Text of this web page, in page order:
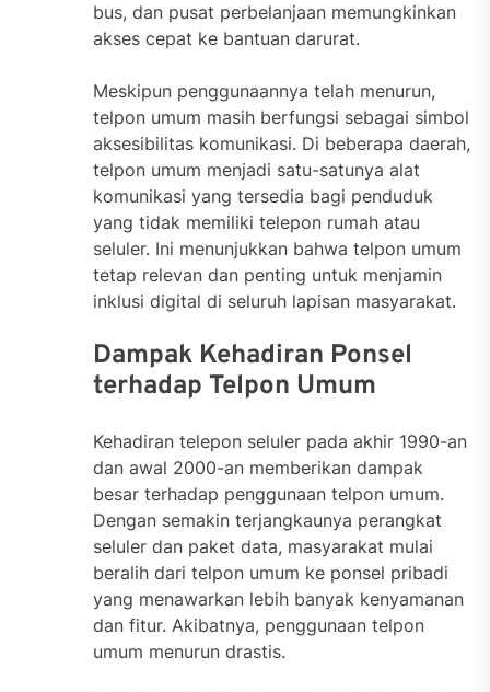
bus, dan pusat perbelanjaan memungkinkan
akses cepat ke bantuan darurat.
Meskipun penggunaannya telah menurun,
telpon umum masih berfungsi sebagai simbol
aksesibilitas komunikasi. Di beberapa daerah,
telpon umum menjadi satu-satunya alat
komunikasi yang tersedia bagi penduduk
yang tidak memiliki telepon rumah atau
seluler. Ini menunjukkan bahwa telpon umum
tetap relevan dan penting untuk menjamin
inklusi digital di seluruh lapisan masyarakat.
Dampak Kehadiran Ponsel
terhadap Telpon Umum
Kehadiran telepon seluler pada akhir 1990-an
dan awal 2000-an memberikan dampak
besar terhadap penggunaan telpon umum.
Dengan semakin terjangkaunya perangkat
seluler dan paket data, masyarakat mulai
beralih dari telpon umum ke ponsel pribadi
yang menawarkan lebih banyak kenyamanan
dan fitur. Akibatnya, penggunaan telpon
umum menurun drastis.